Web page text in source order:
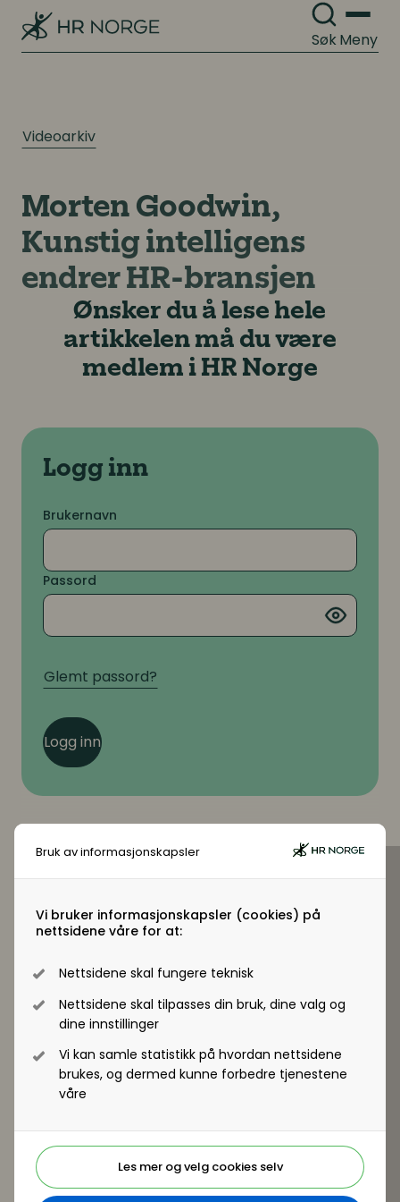
Bruk av informasjonskapsler
Vi bruker informasjonskapsler (cookies) på
nettsidene våre for at:
Nettsidene skal fungere teknisk
Nettsidene skal tilpasses din bruk, dine valg og
dine innstillinger
Vi kan samle statistikk på hvordan nettsidene
brukes, og dermed kunne forbedre tjenestene
våre
Les mer og velg cookies selv
SøkMeny
Videoarkiv
Morten Goodwin,
Kunstig intelligens
endrer HR-bransjen
Ønsker du å lese hele
artikkelen må du være
medlem i HR Norge
Logg inn
Brukernavn
Passord
Glemt passord?
Logg inn
Virksomhetsmedlem?
Jobber du i en virksomhet som er
virksomhetsmedlem i HR Norge får alle
medlemsfordeler.
Registrer deg - Få tilgang
Er du ikke medlem?